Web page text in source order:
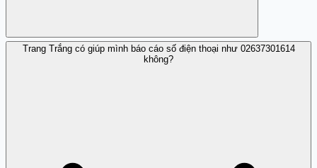
Không, số này mạo danh ngân hàng VPBank để lừa đảo
Trang Trắng có giúp mình báo cáo số điện thoại như 02637301614
không?